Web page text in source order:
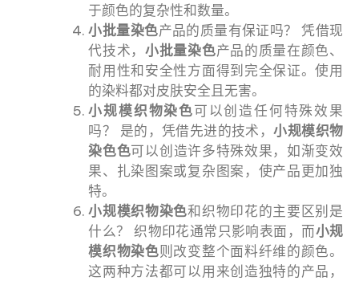
于颜色的复杂性和数量。
小批量染色产品的质量有保证吗？ 凭借现
代技术，小批量染色产品的质量在颜色、
耐用性和安全性方面得到完全保证。使用
的染料都对皮肤安全且无害。
小规模织物染色可以创造任何特殊效果
吗？ 是的，凭借先进的技术，小规模织物
染色色可以创造许多特殊效果，如渐变效
果、扎染图案或复杂图案，使产品更加独
特。
小规模织物染色和织物印花的主要区别是
什么？ 织物印花通常只影响表面，而小规
模织物染色则改变整个面料纤维的颜色。
这两种方法都可以用来创造独特的产品，